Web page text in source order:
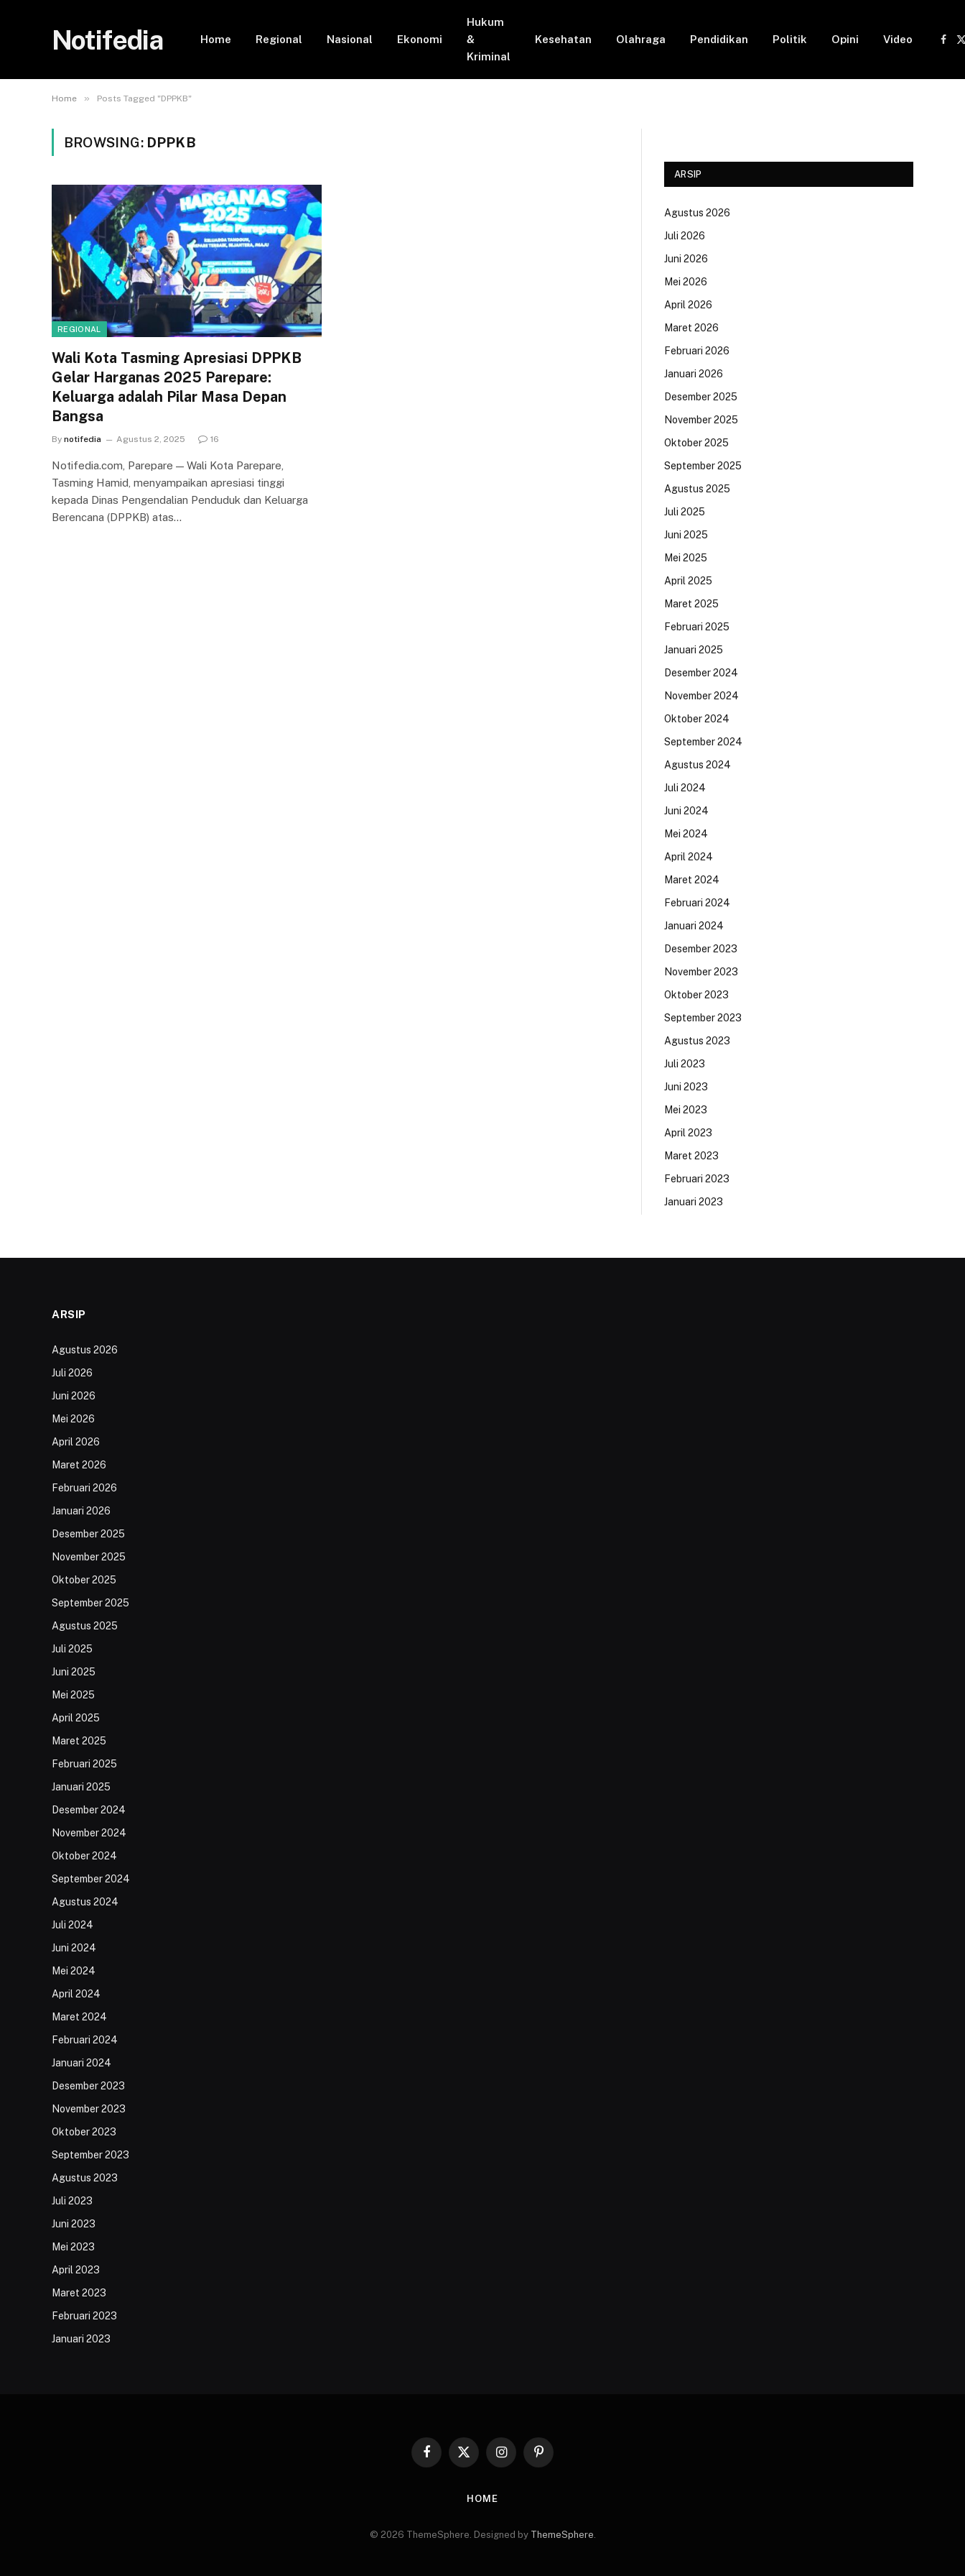
Notifedia Home Regional Nasional Ekonomi
Hukum
&
Kriminal
Kesehatan Olahraga Pendidikan Politik Opini Video
Home » Posts Tagged "DPPKB"
BROWSING: DPPKB
REGIONAL
Wali Kota Tasming Apresiasi DPPKB
Gelar Harganas 2025 Parepare:
Keluarga adalah Pilar Masa Depan
Bangsa
By notifedia Agustus 2, 2025 16
Notifedia.com, Parepare — Wali Kota Parepare,
Tasming Hamid, menyampaikan apresiasi tinggi
kepada Dinas Pengendalian Penduduk dan Keluarga
Berencana (DPPKB) atas…
ARSIP
Agustus 2026
Juli 2026
Juni 2026
Mei 2026
April 2026
Maret 2026
Februari 2026
Januari 2026
Desember 2025
November 2025
Oktober 2025
September 2025
Agustus 2025
Juli 2025
Juni 2025
Mei 2025
April 2025
Maret 2025
Februari 2025
Januari 2025
Desember 2024
November 2024
Oktober 2024
September 2024
Agustus 2024
Juli 2024
Juni 2024
Mei 2024
April 2024
Maret 2024
Februari 2024
Januari 2024
Desember 2023
November 2023
Oktober 2023
September 2023
Agustus 2023
Juli 2023
Juni 2023
Mei 2023
April 2023
Maret 2023
Februari 2023
Januari 2023
ARSIP
Agustus 2026
Juli 2026
Juni 2026
Mei 2026
April 2026
Maret 2026
Februari 2026
Januari 2026
Desember 2025
November 2025
Oktober 2025
September 2025
Agustus 2025
Juli 2025
Juni 2025
Mei 2025
April 2025
Maret 2025
Februari 2025
Januari 2025
Desember 2024
November 2024
Oktober 2024
September 2024
Agustus 2024
Juli 2024
Juni 2024
Mei 2024
April 2024
Maret 2024
Februari 2024
Januari 2024
Desember 2023
November 2023
Oktober 2023
September 2023
Agustus 2023
Juli 2023
Juni 2023
Mei 2023
April 2023
Maret 2023
Februari 2023
Januari 2023
Facebook
X
InstagramPinterest
HOME
© 2026 ThemeSphere. Designed by ThemeSphere.